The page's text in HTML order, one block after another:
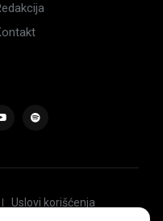
Uslovi korišćenja